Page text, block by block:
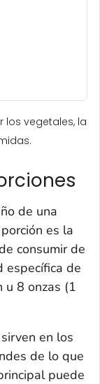
vegetales, la
de una
es la
consumir de
específica de
u 8 onzas (1
en los
de lo que
puede